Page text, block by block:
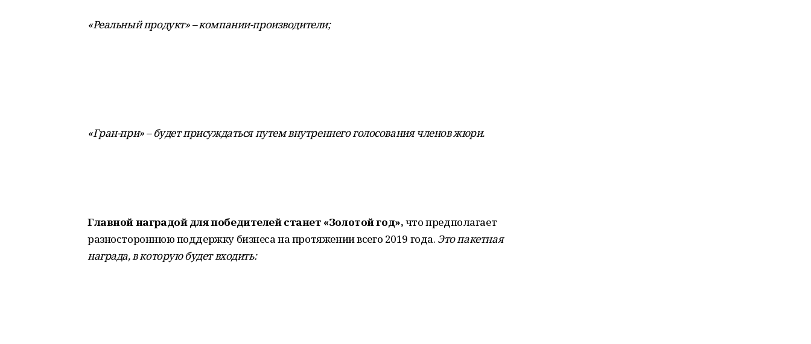
«Реальный продукт» – компании-производители;
«Гран-при» – будет присуждаться путем внутреннего голосования членов жюри.
Главной наградой для победителей станет «Золотой год»,что предполагает
разностороннюю поддержку бизнеса на протяжении всего 2019 года. Это пакетная
награда, в которую будет входить: